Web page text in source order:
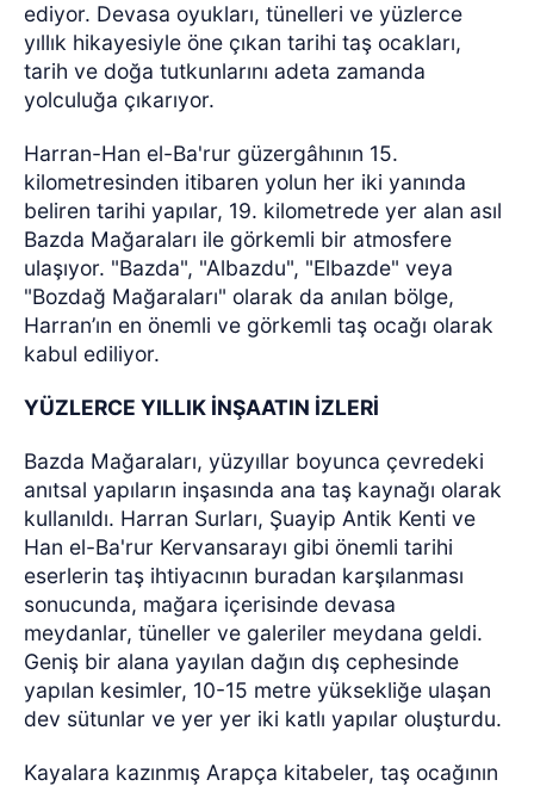
ediyor. Devasa oyukları, tünelleri ve yüzlerce
yıllık hikayesiyle öne çıkan tarihi taş ocakları,
tarih ve doğa tutkunlarını adeta zamanda
yolculuğa çıkarıyor.
Harran-Han el-Ba'rur güzergâhının 15.
kilometresinden itibaren yolun her iki yanında
beliren tarihi yapılar, 19. kilometrede yer alan asıl
Bazda Mağaraları ile görkemli bir atmosfere
ulaşıyor. "Bazda", "Albazdu", "Elbazde" veya
"Bozdağ Mağaraları" olarak da anılan bölge,
Harran’ın en önemli ve görkemli taş ocağı olarak
kabul ediliyor.
YÜZLERCE YILLIK İNŞAATIN İZLERİ
Bazda Mağaraları, yüzyıllar boyunca çevredeki
anıtsal yapıların inşasında ana taş kaynağı olarak
kullanıldı. Harran Surları, Şuayip Antik Kenti ve
Han el-Ba'rur Kervansarayı gibi önemli tarihi
eserlerin taş ihtiyacının buradan karşılanması
sonucunda, mağara içerisinde devasa
meydanlar, tüneller ve galeriler meydana geldi.
Geniş bir alana yayılan dağın dış cephesinde
yapılan kesimler, 10-15 metre yüksekliğe ulaşan
dev sütunlar ve yer yer iki katlı yapılar oluşturdu.
Kayalara kazınmış Arapça kitabeler, taş ocağının